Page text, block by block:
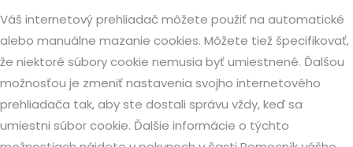
Váš internetový prehliadač môžete použiť na automatické
alebo manuálne mazanie cookies. Môžete tiež špecifikovať,
že niektoré súbory cookie nemusia byť umiestnené. Ďalšou
možnosťou je zmeniť nastavenia svojho internetového
prehliadača tak, aby ste dostali správu vždy, keď sa
umiestni súbor cookie. Ďalšie informácie o týchto